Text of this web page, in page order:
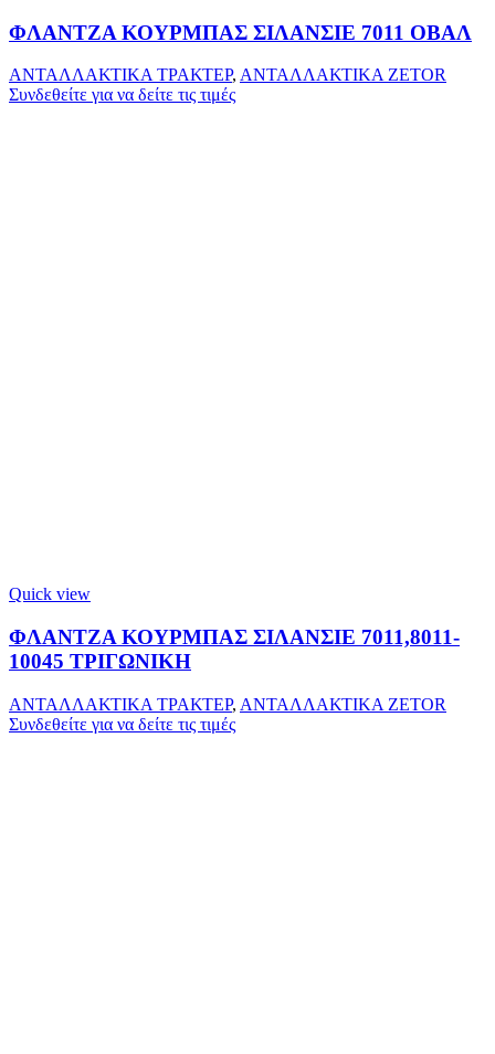
ΦΛΑΝΤΖΑ ΚΟΥΡΜΠΑΣ ΣΙΛΑΝΣΙΕ 7011 ΟΒΑΛ
ΑΝΤΑΛΛΑΚΤΙΚΑ ΤΡΑΚΤΕΡ, ΑΝΤΑΛΛΑΚΤΙΚΑ ZETOR
Συνδεθείτε για να δείτε τις τιμές
Quick view
ΦΛΑΝΤΖΑ ΚΟΥΡΜΠΑΣ ΣΙΛΑΝΣΙΕ 7011,8011-
10045 ΤΡΙΓΩΝΙΚΗ
ΑΝΤΑΛΛΑΚΤΙΚΑ ΤΡΑΚΤΕΡ, ΑΝΤΑΛΛΑΚΤΙΚΑ ZETOR
Συνδεθείτε για να δείτε τις τιμές